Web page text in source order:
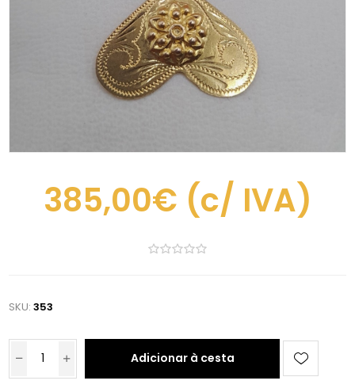
385,00€ (c/ IVA)
SKU: 353
Adicionar à cesta